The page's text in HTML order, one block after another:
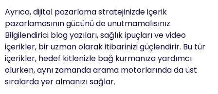
Ayrıca, dijital pazarlama stratejinizde içerik
pazarlamasının gücünü de unutmamalısınız.
Bilgilendirici blog yazıları, sağlık ipuçları ve video
içerikler, bir uzman olarak itibarinizi güçlendirir. Bu tür
içerikler, hedef kitlenizle bağ kurmanıza yardımcı
olurken, aynı zamanda arama motorlarında da üst
sıralarda yer almanızı sağlar.